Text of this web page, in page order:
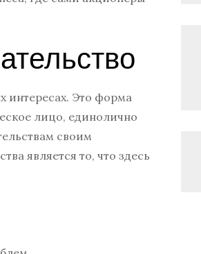
интересах. Это форма
лицо, единолично
своим
является то, что здесь